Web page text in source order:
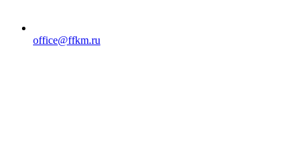
office@ffkm.ru